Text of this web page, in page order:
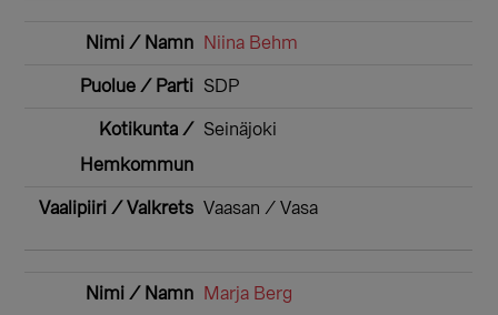
Niina Behm
SDP
Seinäjoki
Vaasan / Vasa
Marja Berg